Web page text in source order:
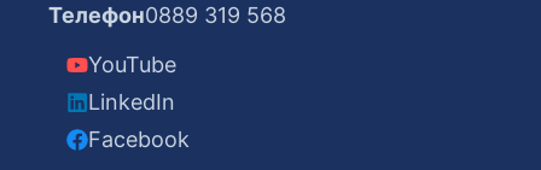
Телефон0889 319 568
YouTube
LinkedIn
Facebook